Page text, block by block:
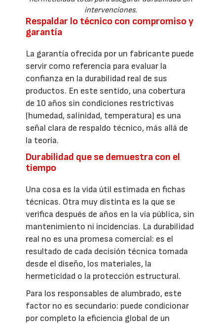
intervenciones.
Respaldar lo técnico con compromiso y
garantía
La garantía ofrecida por un fabricante puede
servir como referencia para evaluar la
confianza en la durabilidad real de sus
productos. En este sentido, una cobertura
de 10 años sin condiciones restrictivas
(humedad, salinidad, temperatura) es una
señal clara de respaldo técnico, más allá de
la teoría.
Durabilidad que se demuestra con el
tiempo
Una cosa es la vida útil estimada en fichas
técnicas. Otra muy distinta es la que se
verifica después de años en la vía pública, sin
mantenimiento ni incidencias. La durabilidad
real no es una promesa comercial: es el
resultado de cada decisión técnica tomada
desde el diseño, los materiales, la
hermeticidad o la protección estructural.
Para los responsables de alumbrado, este
factor no es secundario: puede condicionar
por completo la eficiencia global de un